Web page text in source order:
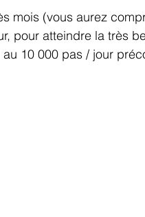
mois (vous aurez
pour atteindre la très
10 000 pas / jour